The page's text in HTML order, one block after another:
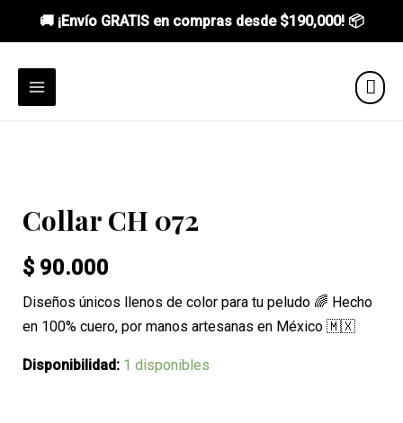
🚚 ¡Envío GRATIS en compras desde $190,000! 📦
MAIN
Collar CH 072
$90.000
Diseños únicos llenos de color para tu peludo 🌈 Hecho
en 100% cuero, por manos artesanas en México 🇲🇽
Disponibilidad: 1 disponibles